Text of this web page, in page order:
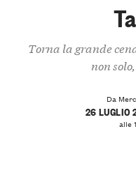
Torna la grande
non
Da
26 LUGLIO
alle